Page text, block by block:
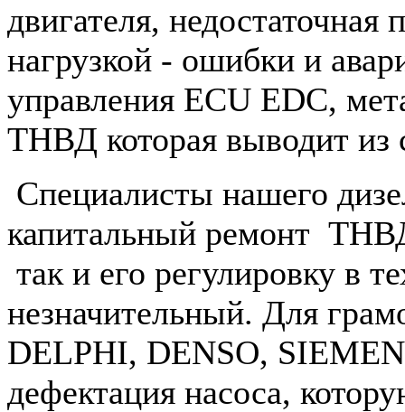
двигателя,
нагрузкой - ошибки и
управления ECU EDC,
ТНВД которая выводит
Специалисты нашего
капитальный ремонт
так и его регулировку в
незначительный. Для
DELPHI, DENSO,
дефектация насоса,